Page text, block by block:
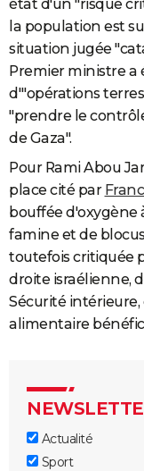
état d'un "risque
la population est
situation jugée
Premier ministre
d'"opérations
"prendre le
de Gaza".
Pour Rami Abou
place cité par
bouffée d'oxygène
famine et de
toutefois critiquée
droite israélienne,
Sécurité
alimentaire
Actualité
Sport